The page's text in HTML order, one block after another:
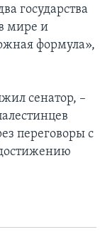
государства
мире и
формула»,
сенатор, –
переговоры с